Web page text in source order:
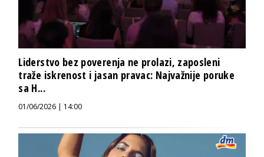
Liderstvo bez poverenja ne prolazi, zaposleni
traže iskrenost i jasan pravac: Najvažnije poruke
sa H...
01/06/2026 | 14:00